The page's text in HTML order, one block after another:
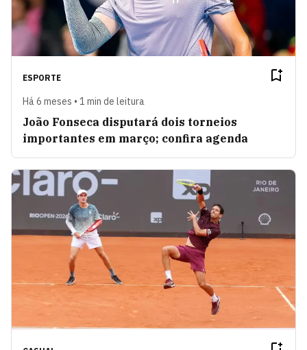
ESPORTE
Há 6 meses • 1 min de leitura
João Fonseca disputará dois torneios
importantes em março; confira agenda